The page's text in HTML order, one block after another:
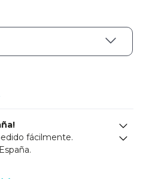
fácilmente.